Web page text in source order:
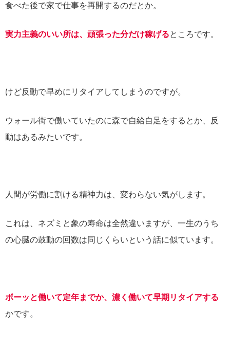
食べた後で家で仕事を再開するのだとか。
実力主義のいい所は、頑張った分だけ稼げるところです。
けど反動で早めにリタイアしてしまうのですが。
ウォール街で働いていたのに森で自給自足をするとか、反
動はあるみたいです。
人間が労働に割ける精神力は、変わらない気がします。
これは、ネズミと象の寿命は全然違いますが、一生のうち
の心臓の鼓動の回数は同じくらいという話に似ています。
ボーッと働いて定年までか、濃く働いて早期リタイアする
かです。